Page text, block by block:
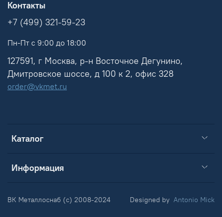
Каталог
Информация
Контакты
+7 (499) 321-59-23
Пн-Пт с 9:00 до 18:00
127591, г Москва, р-н Восточное Дегунино,
Дмитровское шоссе, д 100 к 2, офис 328
order@vkmet.ru
ВК Металлоснаб (c) 2008-2024 Designed by Antonio Mick